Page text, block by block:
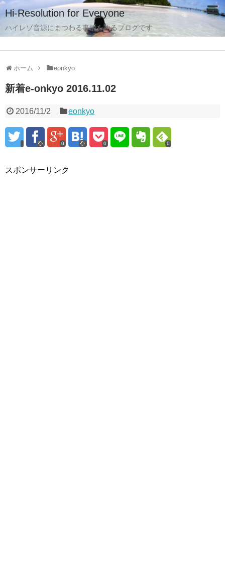
Hi-Resolution for Everyone
ハイレゾ音源にまつわる事柄を語るブログです
ホーム eonkyo
新着e-onkyo 2016.11.02
2016/11/2 eonkyo
0 0 0
スポンサーリンク